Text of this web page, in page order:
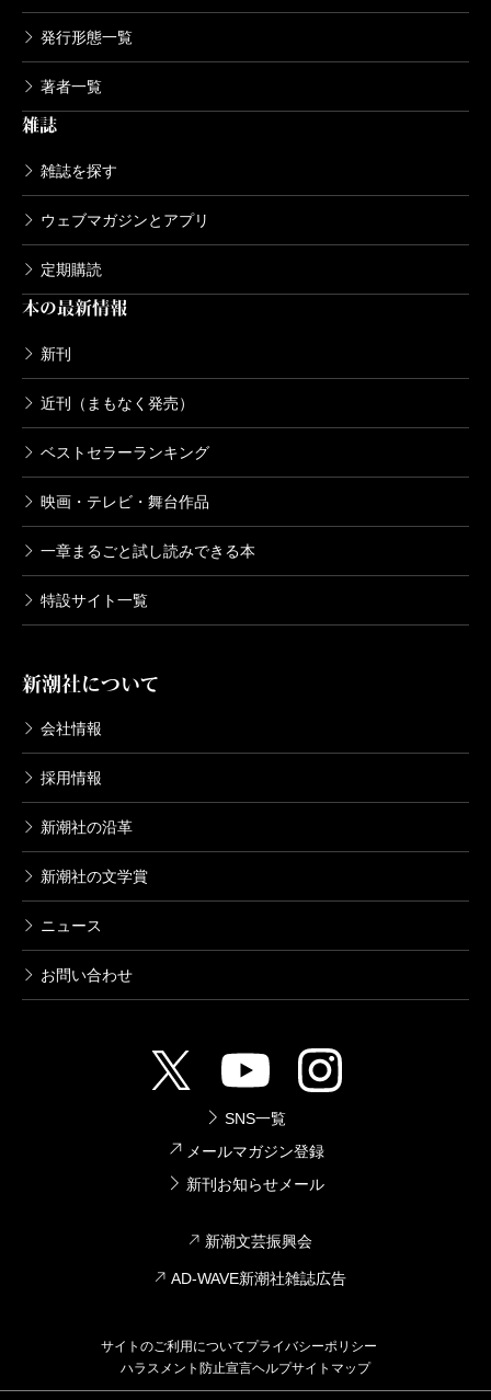
発行形態一覧
著者一覧
雑誌
雑誌を探す
ウェブマガジンとアプリ
定期購読
本の最新情報
新刊
近刊（まもなく発売）
ベストセラーランキング
映画・テレビ・舞台作品
一章まるごと試し読みできる本
特設サイト一覧
新潮社について
会社情報
採用情報
新潮社の沿革
新潮社の文学賞
ニュース
お問い合わせ
SNS一覧
メールマガジン登録
新刊お知らせメール
新潮文芸振興会
AD-WAVE新潮社雑誌広告
サイトのご利用についてプライバシーポリシー
ハラスメント防止宣言ヘルプサイトマップ